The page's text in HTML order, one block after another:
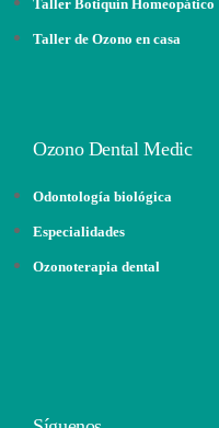
Taller Botiquín Homeopático
Taller de Ozono en casa
Ozono Dental Medic
Odontología biológica
Especialidades
Ozonoterapia dental